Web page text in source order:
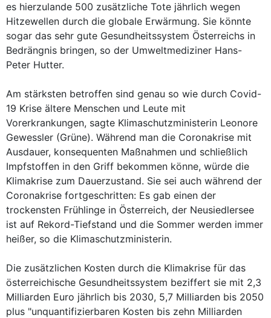
es hierzulande 500 zusätzliche Tote jährlich wegen
Hitzewellen durch die globale Erwärmung. Sie könnte
sogar das sehr gute Gesundheitssystem Österreichs in
Bedrängnis bringen, so der Umweltmediziner Hans-
Peter Hutter.
Am stärksten betroffen sind genau so wie durch Covid-
19 Krise ältere Menschen und Leute mit
Vorerkrankungen, sagte Klimaschutzministerin Leonore
Gewessler (Grüne). Während man die Coronakrise mit
Ausdauer, konsequenten Maßnahmen und schließlich
Impfstoffen in den Griff bekommen könne, würde die
Klimakrise zum Dauerzustand. Sie sei auch während der
Coronakrise fortgeschritten: Es gab einen der
trockensten Frühlinge in Österreich, der Neusiedlersee
ist auf Rekord-Tiefstand und die Sommer werden immer
heißer, so die Klimaschutzministerin.
Die zusätzlichen Kosten durch die Klimakrise für das
österreichische Gesundheitssystem beziffert sie mit 2,3
Milliarden Euro jährlich bis 2030, 5,7 Milliarden bis 2050
plus "unquantifizierbaren Kosten bis zehn Milliarden